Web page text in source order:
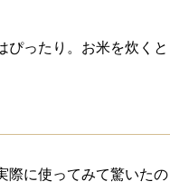
ぴったり。お米を炊くと
際に使ってみて驚いたの